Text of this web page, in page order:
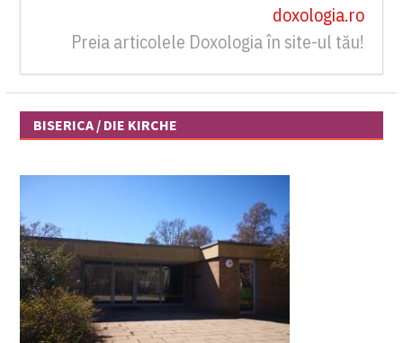
doxologia.ro
Preia articolele Doxologia în site-ul tău!
BISERICA / DIE KIRCHE